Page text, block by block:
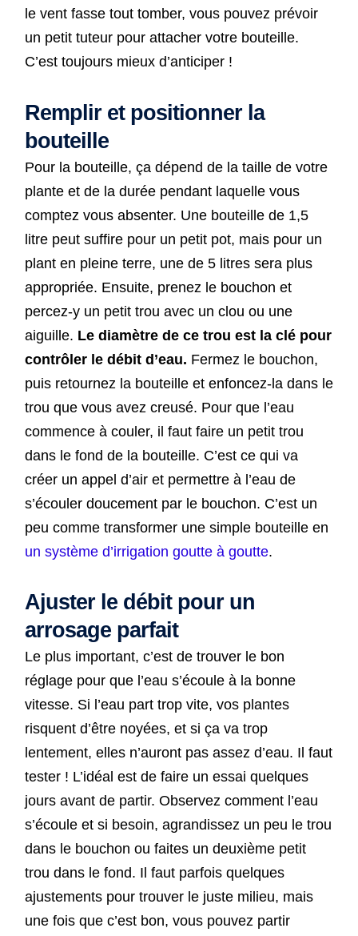
le vent fasse tout tomber, vous pouvez prévoir
un petit tuteur pour attacher votre bouteille.
C’est toujours mieux d’anticiper !
Remplir et positionner la
bouteille
Pour la bouteille, ça dépend de la taille de votre
plante et de la durée pendant laquelle vous
comptez vous absenter. Une bouteille de 1,5
litre peut suffire pour un petit pot, mais pour un
plant en pleine terre, une de 5 litres sera plus
appropriée. Ensuite, prenez le bouchon et
percez-y un petit trou avec un clou ou une
aiguille. Le diamètre de ce trou est la clé pour
contrôler le débit d’eau. Fermez le bouchon,
puis retournez la bouteille et enfoncez-la dans le
trou que vous avez creusé. Pour que l’eau
commence à couler, il faut faire un petit trou
dans le fond de la bouteille. C’est ce qui va
créer un appel d’air et permettre à l’eau de
s’écouler doucement par le bouchon. C’est un
peu comme transformer une simple bouteille en
un système d’irrigation goutte à goutte.
Ajuster le débit pour un
arrosage parfait
Le plus important, c’est de trouver le bon
réglage pour que l’eau s’écoule à la bonne
vitesse. Si l’eau part trop vite, vos plantes
risquent d’être noyées, et si ça va trop
lentement, elles n’auront pas assez d’eau. Il faut
tester ! L’idéal est de faire un essai quelques
jours avant de partir. Observez comment l’eau
s’écoule et si besoin, agrandissez un peu le trou
dans le bouchon ou faites un deuxième petit
trou dans le fond. Il faut parfois quelques
ajustements pour trouver le juste milieu, mais
une fois que c’est bon, vous pouvez partir